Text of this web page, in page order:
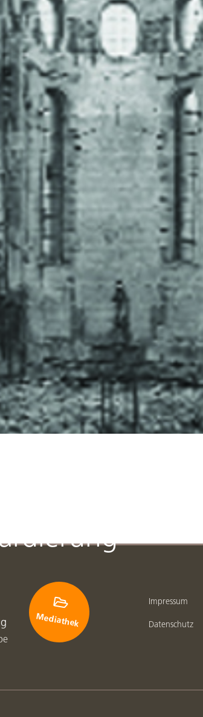

Mediathek
Impressum
Datenschutz